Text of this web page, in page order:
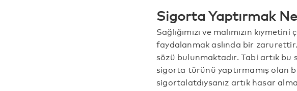
Sigorta Yaptırmak
Sağlığımızı ve malımızın
faydalanmak aslında bir
sözü bulunmaktadır. Tabi artık
sigorta türünü yaptırmamış olan
sigortalatdıysanız artık hasar